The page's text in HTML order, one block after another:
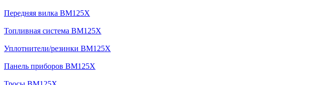
Передняя вилка BM125X
Топливная система BM125X
Уплотнители/резинки BM125X
Панель приборов BM125X